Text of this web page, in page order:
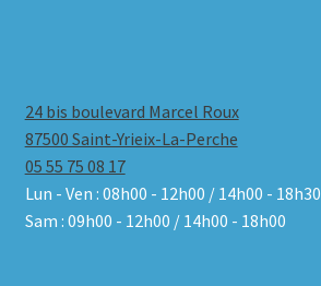
24 bis boulevard Marcel Roux
87500 Saint-Yrieix-La-Perche
05 55 75 08 17
Lun - Ven : 08h00 - 12h00 / 14h00 - 18h30
Sam : 09h00 - 12h00 / 14h00 - 18h00